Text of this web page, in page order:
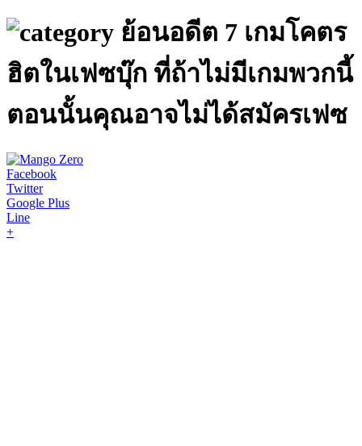
ย้อนอดีต 7 เกมโคตร
ฮิตในเฟซบุ๊ก ที่ถ้าไม่มีเกมพวกนี้
ตอนนั้นคุณอาจไม่ได้สมัครเฟซ
Facebook
Twitter
Google Plus
Line
+